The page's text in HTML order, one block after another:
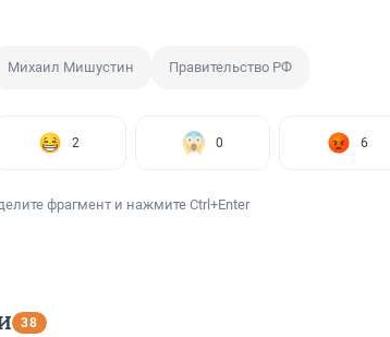
Михаил Мишустин Правительство РФ
2 0 6
фрагмент и нажмите Ctrl+Enter
38